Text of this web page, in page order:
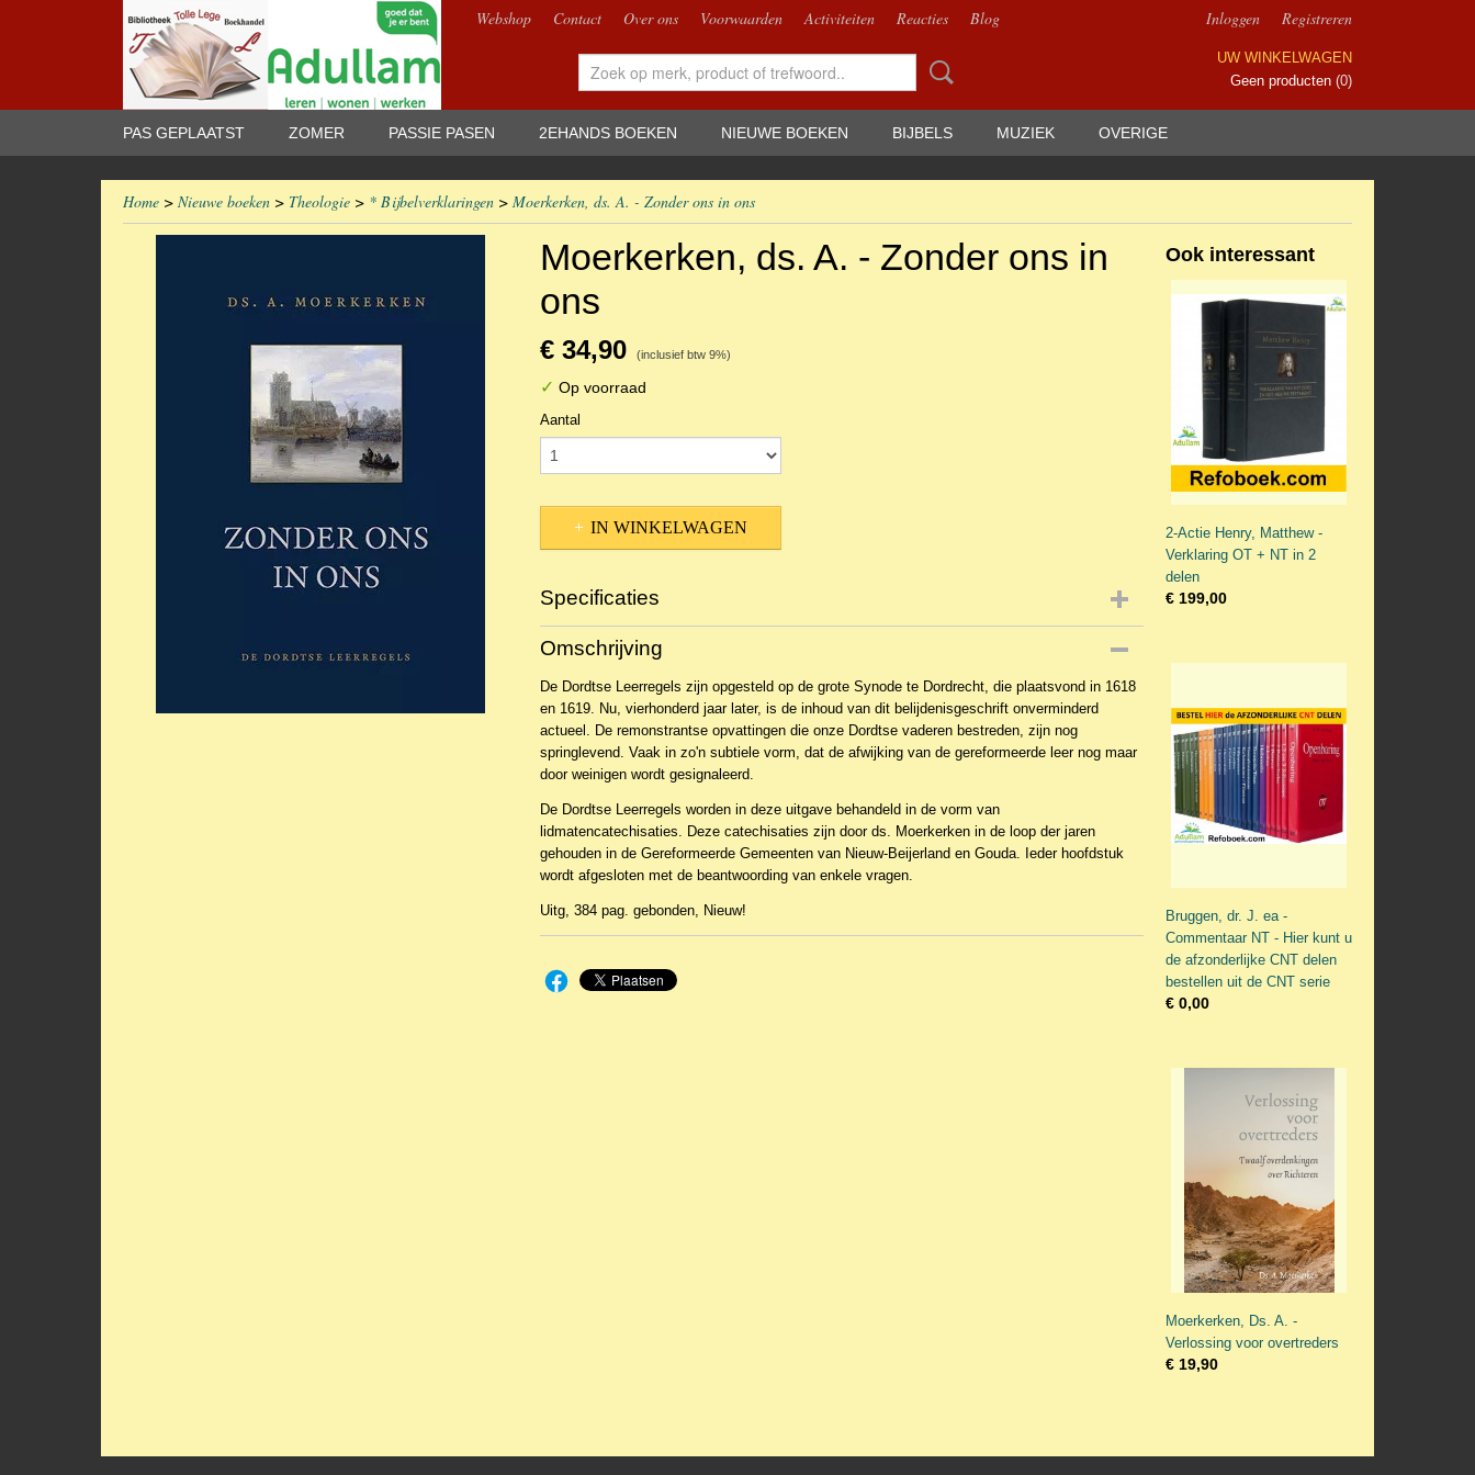
Webshop Contact Over ons Voorwaarden Activiteiten Reacties Blog Inloggen Registreren
UW WINKELWAGEN
Geen producten (0)
PAS GEPLAATST ZOMER PASSIE PASEN 2EHANDS BOEKEN NIEUWE BOEKEN BIJBELS MUZIEK OVERIGE
Home > Nieuwe boeken > Theologie > * Bijbelverklaringen > Moerkerken, ds. A. - Zonder ons in ons
Moerkerken, ds. A. - Zonder ons in
ons
€ 34,90 (inclusief btw 9%)
✓ Op voorraad
Aantal
IN WINKELWAGEN
Specificaties
Productcode
EAN code
Omschrijving
De Dordtse Leerregels zijn opgesteld op de grote Synode te Dordrecht, die plaatsvond in 1618
en 1619. Nu, vierhonderd jaar later, is de inhoud van dit belijdenisgeschrift onverminderd
actueel. De remonstrantse opvattingen die onze Dordtse vaderen bestreden, zijn nog
springlevend. Vaak in zo'n subtiele vorm, dat de afwijking van de gereformeerde leer nog maar
door weinigen wordt gesignaleerd.
De Dordtse Leerregels worden in deze uitgave behandeld in de vorm van
lidmatencatechisaties. Deze catechisaties zijn door ds. Moerkerken in de loop der jaren
gehouden in de Gereformeerde Gemeenten van Nieuw-Beijerland en Gouda. Ieder hoofdstuk
wordt afgesloten met de beantwoording van enkele vragen.
Uitg, 384 pag. gebonden, Nieuw!
Ook interessant
2-Actie Henry, Matthew -
Verklaring OT + NT in 2
delen
€ 199,00
Bruggen, dr. J. ea -
Commentaar NT - Hier kunt u
de afzonderlijke CNT delen
bestellen uit de CNT serie
€ 0,00
Moerkerken, Ds. A. -
Verlossing voor overtreders
€ 19,90